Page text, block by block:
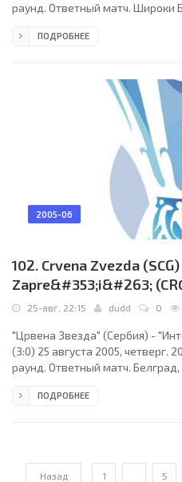
раунд. Ответный матч. Широки
(Израиль), Эяль Хатука
Лукачевич (Ивица Галич, 84),
Байкуша, 59), Далибор Шилич
ПОДРОБНЕЕ
2005-06
102. Crvena Zvezda
Zapre&#353;i&#263;
25-авг, 22:15 dudd 0
"Црвена Звезда" (Сербия) -
(3:0) 25 августа 2005, четверг.
раунд. Ответный матч.
Пиччирийо (Франция),
78), Милан Дудич, Бошко
ПОДРОБНЕЕ
Назад 1 5